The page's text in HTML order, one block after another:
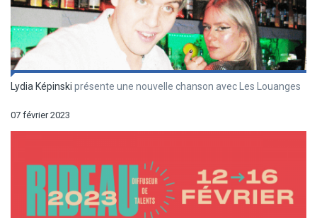
Lydia Képinski présente une nouvelle chanson avec Les Louanges
07 février 2023